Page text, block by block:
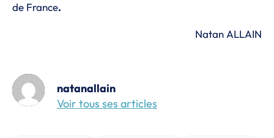
de France.
Natan ALLAIN
natanallain
Voir tous ses articles